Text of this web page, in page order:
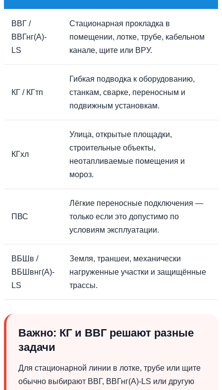
ВВГ /
ВВГнг(А)-
LS
Стационарная прокладка в
помещении, лотке, трубе, кабельном
канале, щите или ВРУ.
КГ / КГтп
Гибкая подводка к оборудованию,
станкам, сварке, переносным и
подвижным установкам.
КГхл
Улица, открытые площадки,
строительные объекты,
неотапливаемые помещения и
мороз.
ПВС
Лёгкие переносные подключения —
только если это допустимо по
условиям эксплуатации.
ВБШв /
ВБШвнг(А)-
LS
Земля, траншеи, механически
нагруженные участки и защищённые
трассы.
Важно: КГ и ВВГ решают разные
задачи
Для стационарной линии в лотке, трубе или щите
обычно выбирают ВВГ, ВВГнг(А)-LS или другую